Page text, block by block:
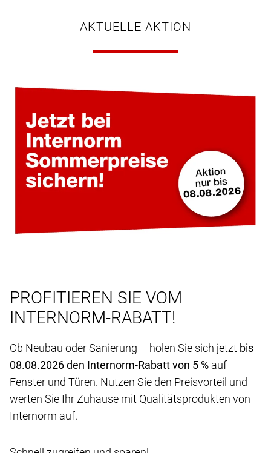
Cookies akzeptieren & fortfahren
AKTUELLE AKTION
PROFITIEREN SIE VOM
INTERNORM-RABATT!
Ob Neubau oder Sanierung – holen Sie sich jetzt bis
08.08.2026 den Internorm-Rabatt von 5 % auf
Fenster und Türen. Nutzen Sie den Preisvorteil und
werten Sie Ihr Zuhause mit Qualitätsprodukten von
Internorm auf.